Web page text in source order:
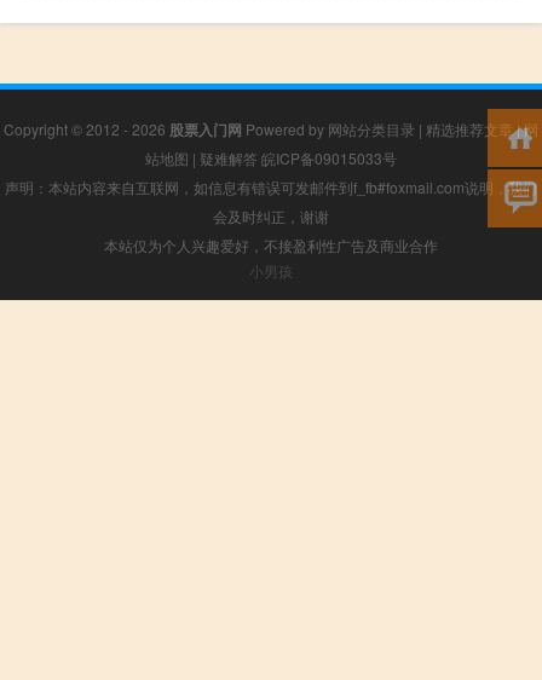
Copyright © 2012 - 2026 股票入门网 Powered by 网站分类目录 | 精选推荐文章|网
站地图 | 疑难解答 皖ICP备09015033号
声明：本站内容来自互联网，如信息有错误可发邮件到f_fb#foxmail.com说明，我们
会及时纠正，谢谢
本站仅为个人兴趣爱好，不接盈利性广告及商业合作
小男孩